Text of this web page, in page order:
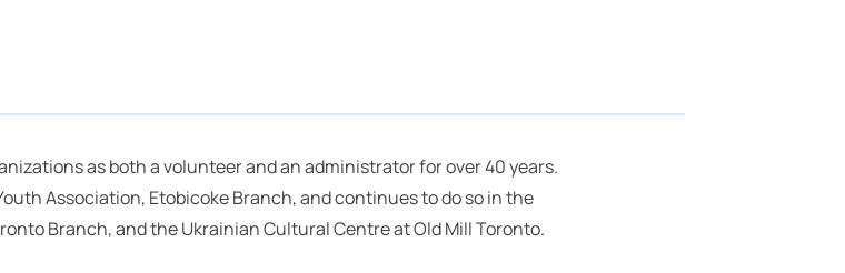
as both a volunteer and an administrator for over 40 years.
Association, Etobicoke Branch, and continues to do so in the
Branch, and the Ukrainian Cultural Centre at Old Mill Toronto.